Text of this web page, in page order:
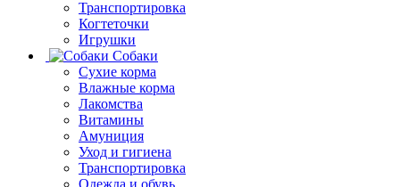
Транспортировка
Когтеточки
Игрушки
Собаки
Сухие корма
Влажные корма
Лакомства
Витамины
Амуниция
Уход и гигиена
Транспортировка
Одежда и обувь